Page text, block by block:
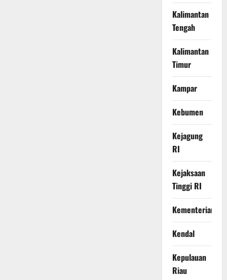
Kalimantan
Tengah
Kalimantan
Timur
Kampar
Kebumen
Kejagung
RI
Kejaksaan
Tinggi RI
Kementerian
Kendal
Kepulauan
Riau